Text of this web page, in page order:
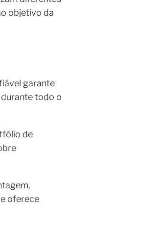
objetivo da
garante
todo o
de
oferece